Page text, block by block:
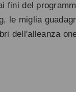
fini del
le miglia
dell'alleanza